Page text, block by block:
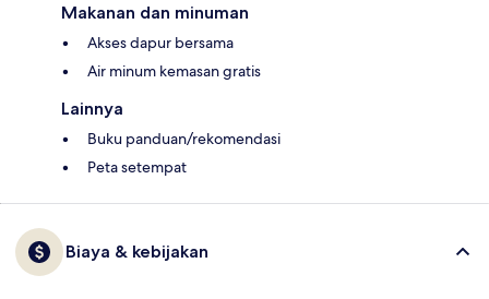
Makanan dan minuman
Akses dapur bersama
Air minum kemasan gratis
Lainnya
Buku panduan/rekomendasi
Peta setempat
Biaya & kebijakan